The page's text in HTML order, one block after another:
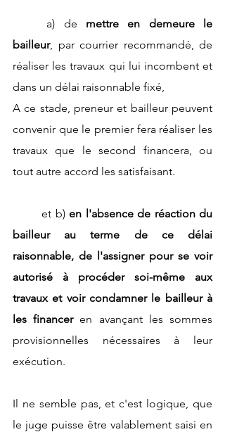
	a) de
mettre en demeure le
bailleur, par courrier recommandé, de
réaliser les travaux qui lui incombent et
dans un délai raisonnable fixé,
A ce stade, preneur et bailleur peuvent
convenir que le premier fera réaliser les
travaux que le second financera, ou
tout autre accord les satisfaisant.
	et b)
en l'absence de réaction du
bailleur au terme de ce délai
raisonnable, de l'assigner pour se voir
autorisé à procéder soi-même aux
travaux et voir condamner le bailleur à
les financer en avançant les sommes
provisionnelles nécessaires à leur
exécution.
Il ne semble pas, et c'est logique, que
le juge puisse être valablement saisi en